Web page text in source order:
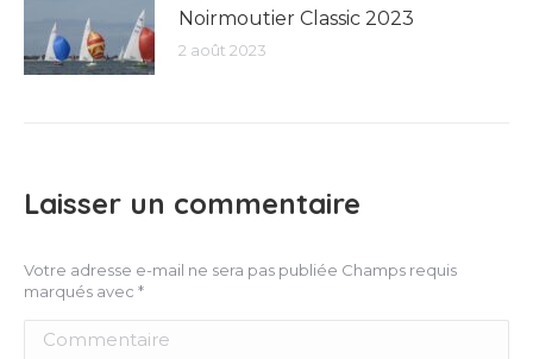
Noirmoutier Classic 2023
2 août 2023
Laisser un commentaire
Votre adresse e-mail ne sera pas publiée Champs requis
marqués avec *
Commentaire